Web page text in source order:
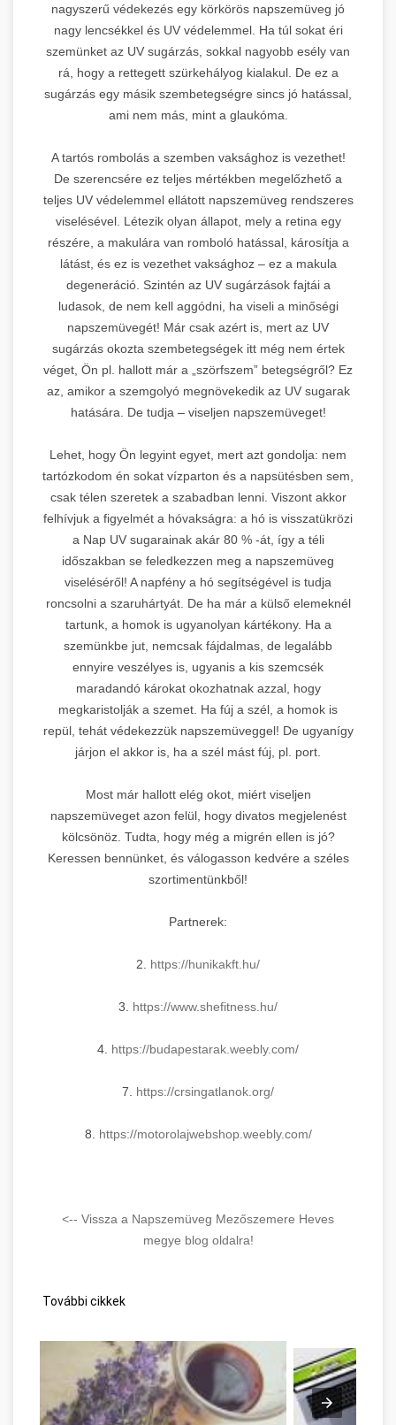
nagyszerű védekezés egy körkörös napszemüveg jó
nagy lencsékkel és UV védelemmel. Ha túl sokat éri
szemünket az UV sugárzás, sokkal nagyobb esély van
rá, hogy a rettegett szürkehályog kialakul. De ez a
sugárzás egy másik szembetegségre sincs jó hatással,
ami nem más, mint a glaukóma.
A tartós rombolás a szemben vaksághoz is vezethet!
De szerencsére ez teljes mértékben megelőzhető a
teljes UV védelemmel ellátott napszemüveg rendszeres
viselésével. Létezik olyan állapot, mely a retina egy
részére, a makulára van romboló hatással, károsítja a
látást, és ez is vezethet vaksághoz – ez a makula
degeneráció. Szintén az UV sugárzások fajtái a
ludasok, de nem kell aggódni, ha viseli a minőségi
napszemüvegét! Már csak azért is, mert az UV
sugárzás okozta szembetegségek itt még nem értek
véget, Ön pl. hallott már a „szörfszem” betegségről? Ez
az, amikor a szemgolyó megnövekedik az UV sugarak
hatására. De tudja – viseljen napszemüveget!
Lehet, hogy Ön legyint egyet, mert azt gondolja: nem
tartózkodom én sokat vízparton és a napsütésben sem,
csak télen szeretek a szabadban lenni. Viszont akkor
felhívjuk a figyelmét a hóvakságra: a hó is visszatükrözi
a Nap UV sugarainak akár 80 % -át, így a téli
időszakban se feledkezzen meg a napszemüveg
viseléséről! A napfény a hó segítségével is tudja
roncsolni a szaruhártyát. De ha már a külső elemeknél
tartunk, a homok is ugyanolyan kártékony. Ha a
szemünkbe jut, nemcsak fájdalmas, de legalább
ennyire veszélyes is, ugyanis a kis szemcsék
maradandó károkat okozhatnak azzal, hogy
megkaristolják a szemet. Ha fúj a szél, a homok is
repül, tehát védekezzük napszemüveggel! De ugyanígy
járjon el akkor is, ha a szél mást fúj, pl. port.
Most már hallott elég okot, miért viseljen
napszemüveget azon felül, hogy divatos megjelenést
kölcsönöz. Tudta, hogy még a migrén ellen is jó?
Keressen bennünket, és válogasson kedvére a széles
szortimentünkből!
Partnerek:
2. https://hunikakft.hu/
3. https://www.shefitness.hu/
4. https://budapestarak.weebly.com/
7. https://crsingatlanok.org/
8. https://motorolajwebshop. weebly.com/
<-- Vissza a Napszemüveg Mezőszemere Heves
megye blog oldalra!
További cikkek